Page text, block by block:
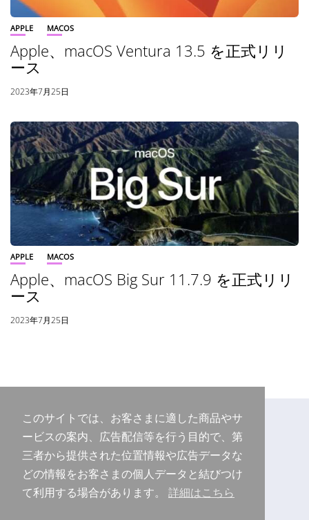
APPLE MACOS
Apple、macOS Ventura‌‌‌‌ 13.5 を正式リリ
ース
2023年7月25日
APPLE MACOS
Apple、macOS Big Sur 11.7.9 を正式リリ
ース
2023年7月25日
このサイトでは、お客さまに適した商品やサ
ービスの案内、広告配信等を行う目的で、第
三者から提供された位置情報や広告データな
どの情報をお客さまの個人データと結びつけ
て利用する場合があります。 詳細はこちら